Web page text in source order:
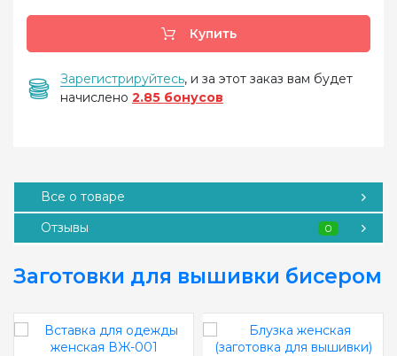
Купить
Зарегистрируйтесь, и за этот заказ вам будет
начислено 2.85 бонусов
Все о товаре
Отзывы
0
Заготовки для вышивки бисером